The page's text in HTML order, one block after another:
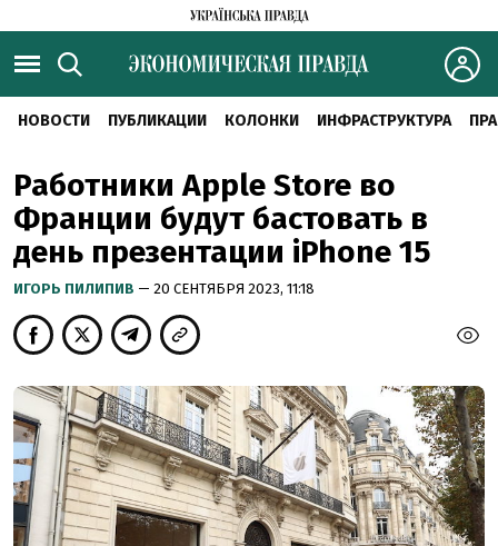
НОВОСТИ ПУБЛИКАЦИИ КОЛОНКИ ИНФРАСТРУКТУРА
Работники Apple Store во
Франции будут бастовать в
день презентации iPhone 15
ИГОРЬ ПИЛИПИВ — 20 СЕНТЯБРЯ 2023, 11:18